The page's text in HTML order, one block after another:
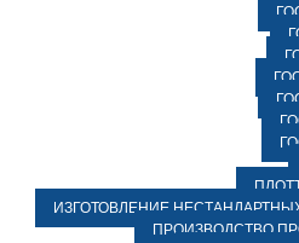
ИЗГОТОВЛЕНИЕ
ПРОИЗВОДСТВО